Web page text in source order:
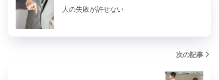
人の失敗が許せない
次の記事